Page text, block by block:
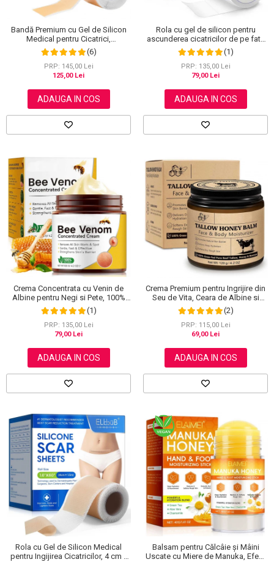
Bandă Premium cu Gel de Silicon
Medical pentru Cicatrici,
Reutilizabilă, NOVA KISS®, 4 cm x
1.5 m
(6)
PRP: 145,00 Lei
125,00 Lei
ADAUGA IN COS
Rola cu gel de silicon pentru
ascunderea cicatricilor de pe fata
sau corp, plasture reutilizabil, 2.5
cm x 1.5 m, Elaimei
(1)
PRP: 135,00 Lei
79,00 Lei
ADAUGA IN COS
Crema Concentrata cu Venin de
Albine pentru Negi si Pete, 100%
Naturala, 120 g
(1)
PRP: 135,00 Lei
79,00 Lei
ADAUGA IN COS
Crema Premium pentru Ingrijire din
Seu de Vita, Ceara de Albine si
Miere, 100% Naturala, NOVA
KISS®, 120 g
(2)
PRP: 115,00 Lei
69,00 Lei
ADAUGA IN COS
Rola cu Gel de Silicon Medical
pentru Ingijirea Cicatricilor, 4 cm x
Balsam pentru Călcâie și Mâini
Uscate cu Miere de Manuka, Efect